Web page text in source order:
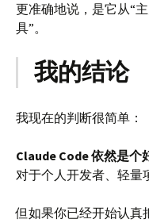
更准确地说，是它从“
具”。
我的结论
我现在的判断很简单：
Claude Code 依然是个
对于个人开发者、轻量
但如果你已经开始认真